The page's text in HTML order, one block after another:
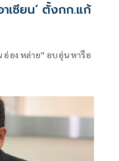
ตั้งกก.แก้
อ่อง หล่าย” อบอุ่น หารือ